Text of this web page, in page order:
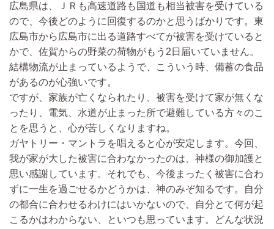
広島県は、ＪＲも高速道路も国道も相当被害を受けている
ので、今後どのように回復するのかと思うばかりです。東
広島市から広島市に出る道路すべてが被害を受けていると
かで、佐賀からの野菜の荷物がもう2日届いていません。
結構物流が止まっているようで、こういう時、備蓄の食品
があるのが心強いです。
ですが、家族が亡くなられたり、被害を受けて家が無くな
ったり、電気、水道が止まった所で避難している方々のこ
とを思うと、心が苦しくなりますね。
ガヤトリー・マントラを唱えると心が安定します。今回、
我が家が大した被害に合わなかったのは、神様の御加護と
思い感謝しています。それでも、今後まったく被害に合わ
ずに一生を過ごせるかどうかは、神のみぞ知るです。自分
の都合に合わせるわけにはいかないので、自分とて何が起
こるかはわからない、といつも思っています。どんな状況